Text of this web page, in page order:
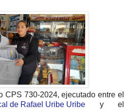
CPS 730-2024, ejecutado entre el
de Rafael Uribe Uribe y el